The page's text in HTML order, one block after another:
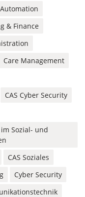
Automation
& Finance
Care Management
CAS Cyber Security
Sozial- und
CAS Soziales
Cyber Security